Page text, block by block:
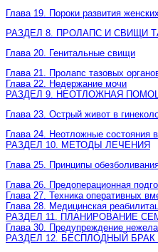
Глава 19. Пороки развития
РАЗДЕЛ 8. ПРОЛАПС И СВИЩИ
Глава 20. Генитальные свищи
Глава 21. Пролапс тазовых
Глава 22. Недержание мочи
РАЗДЕЛ 9. НЕОТЛОЖНАЯ
Глава 23. Острый живот в
Глава 24. Неотложные состояния в
РАЗДЕЛ 10. МЕТОДЫ ЛЕЧЕНИЯ
Глава 25. Принципы
Глава 26. Предоперационная
Глава 27. Техника оперативных
Глава 28. Медицинская
РАЗДЕЛ 11. ПЛАНИРОВАНИЕ
Глава 30. Предупреждение
РАЗДЕЛ 12. БЕСПЛОДНЫЙ